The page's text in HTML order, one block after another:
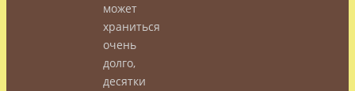
может
храниться
очень
долго,
десятки